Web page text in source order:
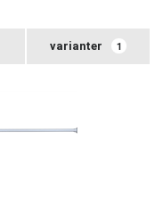
varianter 1